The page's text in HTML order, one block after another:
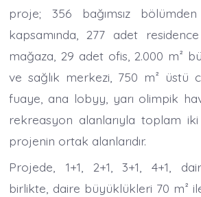
proje; 356 bağımsız
kapsamında, 277 adet
mağaza, 29 adet ofis, 2.000 m²
ve sağlık merkezi, 750 m² üstü
fuaye, ana lobyy, yarı olimpik
rekreasyon alanlarıyla toplam
projenin ortak alanlarıdır.
Projede, 1+1, 2+1, 3+1, 4+1,
birlikte, daire büyüklükleri 70 m²